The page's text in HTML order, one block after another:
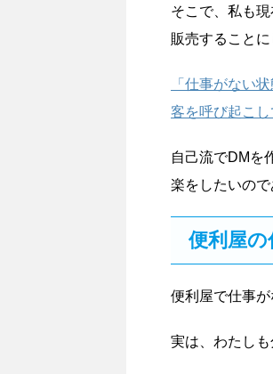
そこで、私も
販売すること
「仕事がない
客を呼び起こし
自己流でDMを
楽をしたいの
便利屋
便利屋で仕事
実は、わたしも